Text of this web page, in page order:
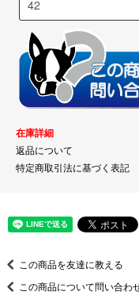
在庫詳細
返品について
特定商取引法に基づく表記
この商品を友達に教える
この商品について問い合わ